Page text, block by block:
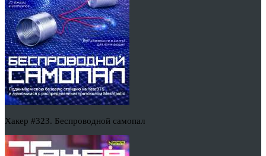
Хакер #323. Беспроводной самопал